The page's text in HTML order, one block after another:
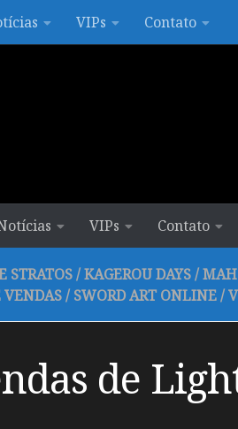
VIPs Contato
VIPs Contato
STRATOS/KAGEROU DAYS/
/ SWORD ART ONLINE/
de